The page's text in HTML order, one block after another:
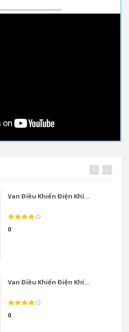
Van Điều Khiển Điện Khí...
0
Van Điều Khiển Điện Khí...
0